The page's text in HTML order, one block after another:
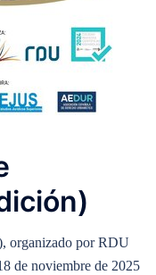
organizado por RDU
de noviembre de 2025